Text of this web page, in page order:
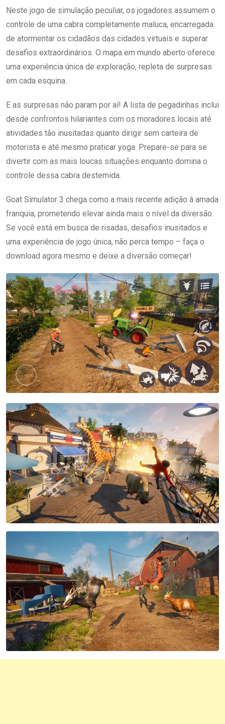
Neste jogo de simulação peculiar, os jogadores assumem o
controle de uma cabra completamente maluca, encarregada
de atormentar os cidadãos das cidades virtuais e superar
desafios extraordinários. O mapa em mundo aberto oferece
uma experiência única de exploração, repleta de surpresas
em cada esquina.
E as surpresas não param por aí! A lista de pegadinhas inclui
desde confrontos hilariantes com os moradores locais até
atividades tão inusitadas quanto dirigir sem carteira de
motorista e até mesmo praticar yoga. Prepare-se para se
divertir com as mais loucas situações enquanto domina o
controle dessa cabra destemida.
Goat Simulator 3 chega como a mais recente adição à amada
franquia, prometendo elevar ainda mais o nível da diversão.
Se você está em busca de risadas, desafios inusitados e
uma experiência de jogo única, não perca tempo – faça o
download agora mesmo e deixe a diversão começar!